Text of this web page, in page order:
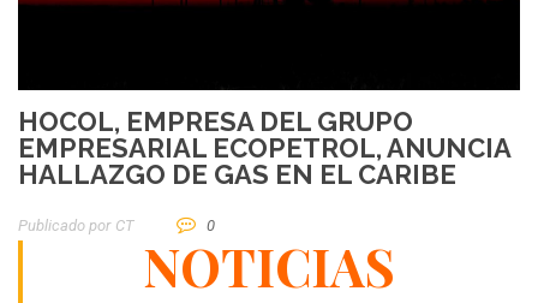
HOCOL, EMPRESA DEL GRUPO
EMPRESARIAL ECOPETROL, ANUNCIA
HALLAZGO DE GAS EN EL CARIBE
Publicado por CT 0
NOTICIAS